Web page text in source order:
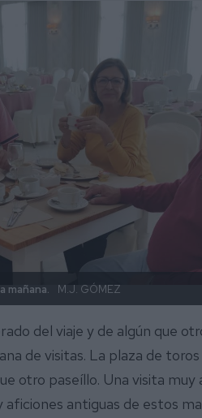
mañana. M.J. GÓMEZ
del viaje y de algún que
de visitas. La plaza de
otro paseíllo. Una visita muy
aficiones antiguas de estos